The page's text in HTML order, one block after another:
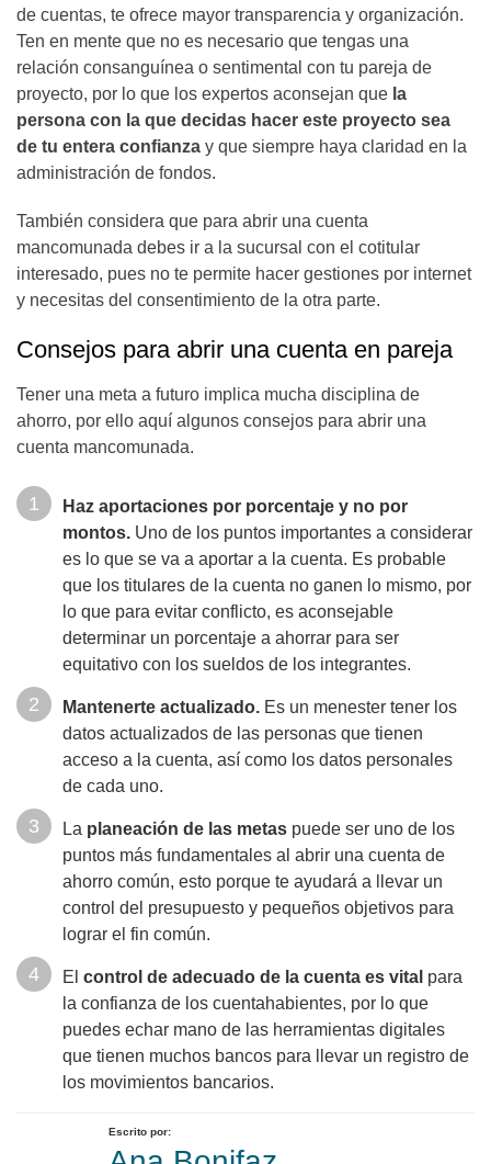
de cuentas, te ofrece mayor transparencia y organización.
Ten en mente que no es necesario que tengas una
relación consanguínea o sentimental con tu pareja de
proyecto, por lo que los expertos aconsejan que la
persona con la que decidas hacer este proyecto sea
de tu entera confianza y que siempre haya claridad en la
administración de fondos.
También considera que para abrir una cuenta
mancomunada debes ir a la sucursal con el cotitular
interesado, pues no te permite hacer gestiones por internet
y necesitas del consentimiento de la otra parte.
Consejos para abrir una cuenta en pareja
Tener una meta a futuro implica mucha disciplina de
ahorro, por ello aquí algunos consejos para abrir una
cuenta mancomunada.
Haz aportaciones por porcentaje y no por
montos. Uno de los puntos importantes a considerar
es lo que se va a aportar a la cuenta. Es probable
que los titulares de la cuenta no ganen lo mismo, por
lo que para evitar conflicto, es aconsejable
determinar un porcentaje a ahorrar para ser
equitativo con los sueldos de los integrantes.
Mantenerte actualizado. Es un menester tener los
datos actualizados de las personas que tienen
acceso a la cuenta, así como los datos personales
de cada uno.
La planeación de las metas puede ser uno de los
puntos más fundamentales al abrir una cuenta de
ahorro común, esto porque te ayudará a llevar un
control del presupuesto y pequeños objetivos para
lograr el fin común.
El control de adecuado de la cuenta es vital para
la confianza de los cuentahabientes, por lo que
puedes echar mano de las herramientas digitales
que tienen muchos bancos para llevar un registro de
los movimientos bancarios.
Escrito por: